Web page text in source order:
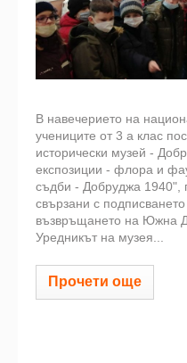
В навечерието на
учениците от 3 а клас
исторически музей -
експозиции - флора и
съдби - Добруджа 1940",
свързани с
възвръщането на Южна
Уредникът на музея...
Прочети още